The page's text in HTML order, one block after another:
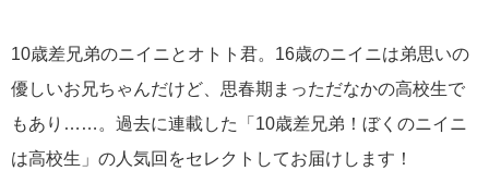
10歳差兄弟のニイニとオトト君。16歳のニイニは弟思いの
優しいお兄ちゃんだけど、思春期まっただなかの高校生で
もあり……。過去に連載した「10歳差兄弟！ぼくのニイニ
は高校生」の人気回をセレクトしてお届けします！